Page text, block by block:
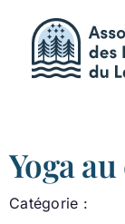
contenu
Yoga
Catégorie :